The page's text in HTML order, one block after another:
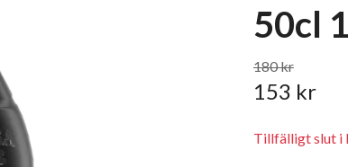
50cl
180 kr
153 kr
Tillfälligt slut i